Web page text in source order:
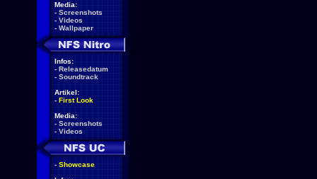
Media:
- Screenshots
- Videos
- Wallpaper
Infos:
- Releasedatum
- Soundtrack
Artikel:
- First Look
Media:
- Screenshots
- Videos
- Showcase